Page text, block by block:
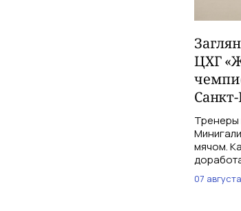
ЦХГ
Тренеры
мячом.
07 августа